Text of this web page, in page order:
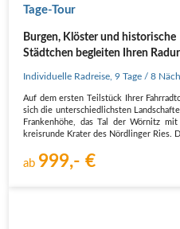
Tage-Tour
Burgen, Klöster und historische
Städtchen begleiten Ihren
Individuelle Radreise ,9 Tage / 8
Auf dem ersten Teilstück Ihrer
sich die unterschiedlichsten
Frankenhöhe, das Tal der Wörnitz
kreisrunde Krater des Nördlinger Ries.
ab 999,- €